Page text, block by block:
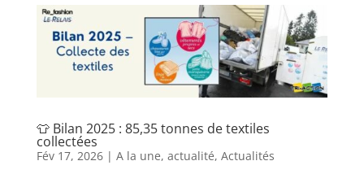
👕 Bilan 2025 : 85,35 tonnes de textiles
collectées
Fév 17, 2026| A la une, actualité, Actualités